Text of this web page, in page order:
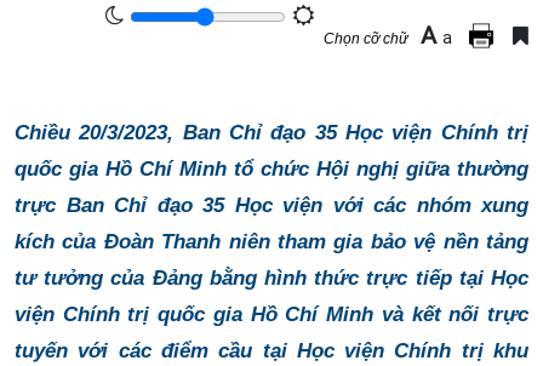
Chọn cỡ chữ A a
Chiều 20/3/2023, Ban Chỉ đạo 35 Học viện Chính trị
quốc gia Hồ Chí Minh tổ chức Hội nghị giữa thường
trực Ban Chỉ đạo 35 Học viện với các nhóm xung
kích của Đoàn Thanh niên tham gia bảo vệ nền tảng
tư tưởng của Đảng bằng hình thức trực tiếp tại Học
viện Chính trị quốc gia Hồ Chí Minh và kết nối trực
tuyến với các điểm cầu tại Học viện Chính trị khu